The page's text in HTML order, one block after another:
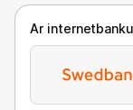
Ar internetbanku